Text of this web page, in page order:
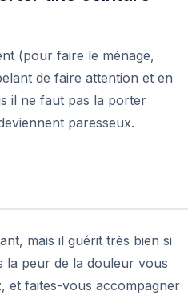
(pour faire le ménage,
de faire attention et en
il ne faut pas la porter
paresseux.
mais il guérit très bien si
la peur de la douleur vous
et faites-vous accompagner